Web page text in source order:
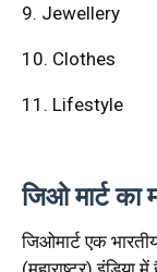
9. Jewellery
10. Clothes
11. Lifestyle
जिओ मार्ट का
जिओमार्ट एक